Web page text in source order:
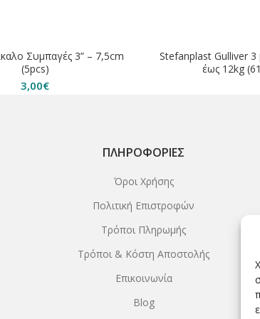
Συμπαγές 3” – 7,5cm
(5pcs)
3,00€
Stefanplast Gulliver 3
έως 12kg
ΠΛΗΡΟΦΟΡΊΕΣ
Όροι Χρήσης
Πολιτική Επιστροφών
Τρόποι Πληρωμής
Τρόποι & Κόστη Αποστολής
Επικοινωνία
Blog